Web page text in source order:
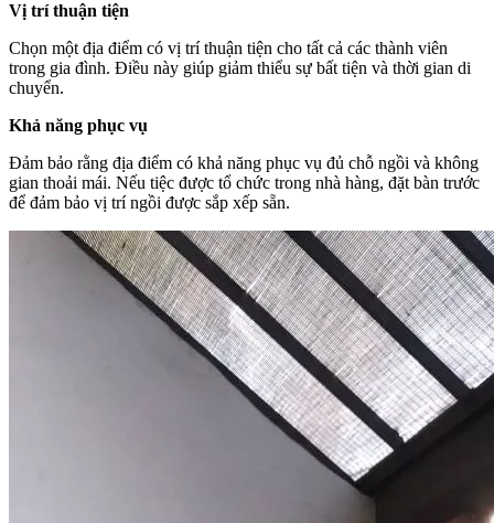
Vị trí thuận tiện
Chọn một địa điểm có vị trí thuận tiện cho tất cả các thành viên
trong gia đình. Điều này giúp giảm thiểu sự bất tiện và thời gian di
chuyển.
Khả năng phục vụ
Đảm bảo rằng địa điểm có khả năng phục vụ đủ chỗ ngồi và không
gian thoải mái. Nếu tiệc được tổ chức trong nhà hàng, đặt bàn trước
để đảm bảo vị trí ngồi được sắp xếp sẵn.